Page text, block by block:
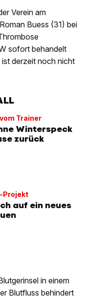
Verein am
Buess (31) bei
sofort behandelt
derzeit noch nicht
Trainer
Winterspeck
zurück
Projekt
auf ein neues
in einem
Blutfluss behindert